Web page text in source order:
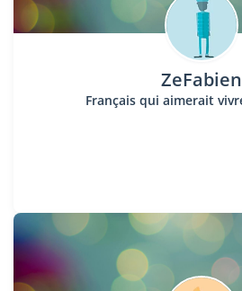
ZeFabien
Français qui aimerait